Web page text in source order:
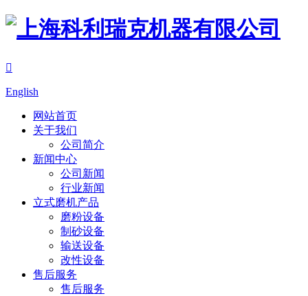

English
网站首页
关于我们
公司简介
新闻中心
公司新闻
行业新闻
立式磨机产品
磨粉设备
制砂设备
输送设备
改性设备
售后服务
售后服务